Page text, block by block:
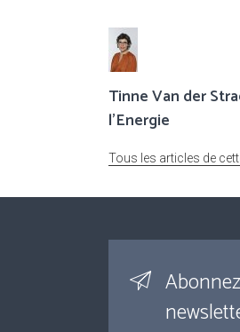
Tinne Van der
l'Energie
Tous les articles de